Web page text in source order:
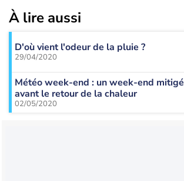
À lire aussi
D'où vient l'odeur de la pluie ?
29/04/2020
Météo week-end : un week-end mitigé
avant le retour de la chaleur
02/05/2020